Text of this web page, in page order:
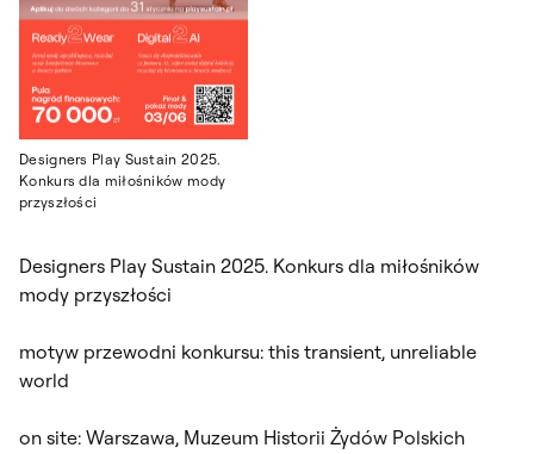
Designers Play Sustain 2025.
Konkurs dla miłośników mody
przyszłości
Designers Play Sustain 2025. Konkurs dla miłośników
mody przyszłości
motyw przewodni konkursu: this transient, unreliable
world
on site: Warszawa, Muzeum Historii Żydów Polskich